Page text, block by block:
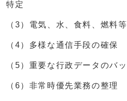
特定
（3）電気、水、食料、燃料
（4）多様な通信手段の確保
（5）重要な行政データのバ
（6）非常時優先業務の整理